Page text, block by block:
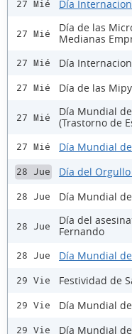
27 Mié Día
27 Mié
Día de las
Medianas
27 Mié Día
27 Mié Día de las
27 Mié
Día Mundial
(Trastorno de
27 Mié Día Mundial
28 Jue Día del Orgullo
28 Jue Día Mundial
28 Jue
Día del
Fernando
28 Jue Día Mundial
29 Vie Festividad de
29 Vie Día Mundial
29 Vie Día Mundial